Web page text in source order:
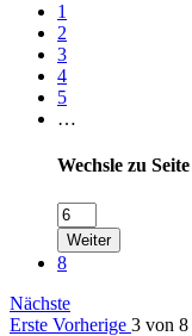
1
2
3
4
5
…
Wechsle zu Seite
Weiter
8
Nächste
Erste Vorherige 3 von 8